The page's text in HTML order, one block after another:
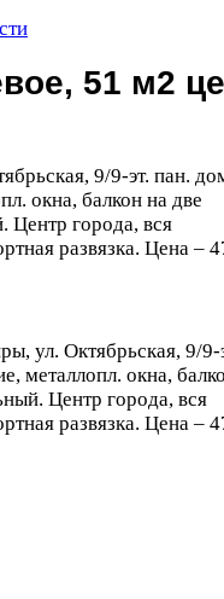
51 м2
9/9-эт. пан.
окна, балкон на две
Центр города, вся
развязка. Цена –
ул. Октябрьская, 9/9-
металлопл. окна,
Центр города, вся
развязка. Цена –